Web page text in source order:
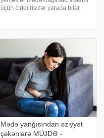
üçün ciddi risklər yarada bilər.
edə bilər. xəbər verir ki, EuroOnc
Mədə yanğısından əziyyət
çəkənlərə MÜJDƏ -